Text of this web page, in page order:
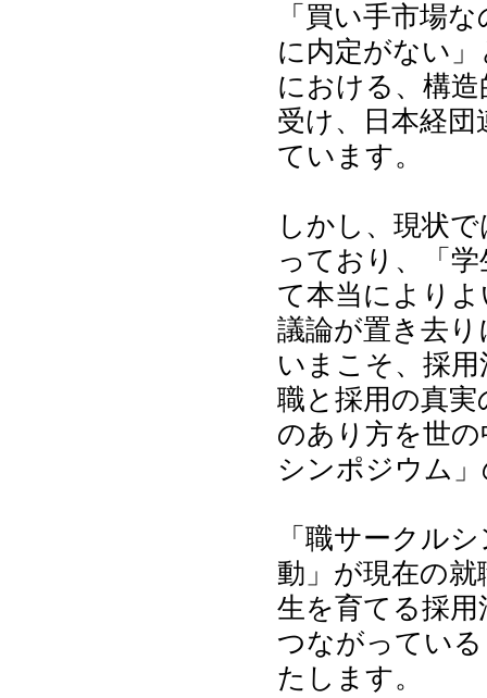
「買い手市場
に内定がない
における、構
受け、日本経
ています。
しかし、現状
っており、「
て本当により
議論が置き去
いまこそ、採
職と採用の真
のあり方を世
シンポジウム
「職サークル
動」が現在の
生を育てる採
つながってい
たします。